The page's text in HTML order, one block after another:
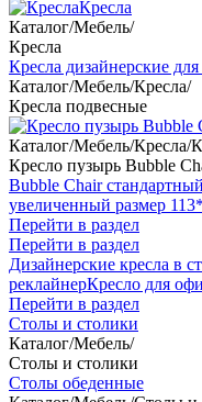
Кресла
Каталог/Мебель/
Кресла
Кресла дизайнерские
Каталог/Мебель/Кресла/
Кресла подвесные
Каталог/Мебель/Кресла/
Кресло пузырь Bubble
Bubble Chair
увеличенный размер
Перейти в раздел
Перейти в раздел
Дизайнерские кресла в
реклайнерКресло для
Перейти в раздел
Столы и столики
Каталог/Мебель/
Столы и столики
Столы обеденные